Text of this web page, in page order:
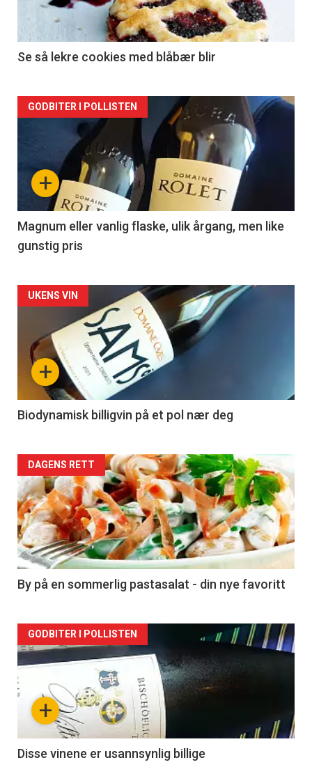
2
Se så lekre cookies med blåbær blir
Forsiden
akkurat
nå
3
+
GODBITER I POLLISTEN
Magnum eller vanlig flaske, ulik årgang, men like
gunstig pris
Forsiden
akkurat
nå
4
+
UKENS VIN
Biodynamisk billigvin på et pol nær deg
Forsiden
akkurat
nå
-
5
DAGENS RETT
By på en sommerlig pastasalat - din nye favoritt
Forsiden
akkurat
nå
6
+
GODBITER I POLLISTEN
Disse vinene er usannsynlig billige